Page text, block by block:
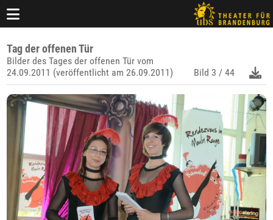
Tag der offenen Tür
Bilder des Tages der offenen Tür vom
24.09.2011 (veröffentlicht am 26.09.2011)
Bild 3 / 44